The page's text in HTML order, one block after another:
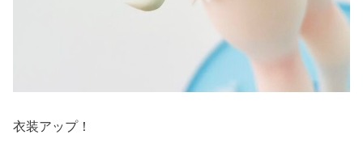
衣装アップ！